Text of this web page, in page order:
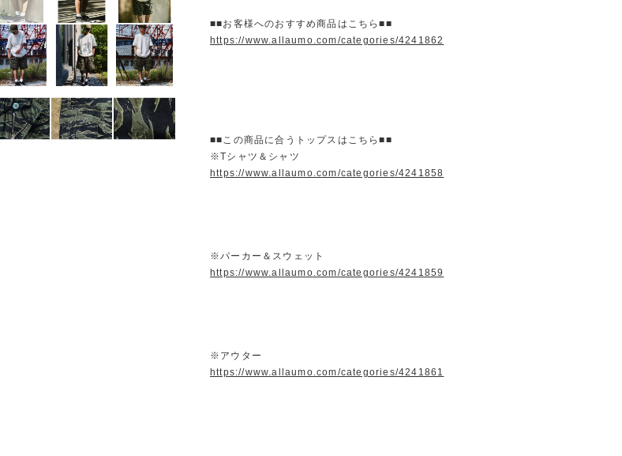
■■お客様へのおすすめ商品はこちら■■
https://www.allaumo.com/categories/4241862
■■この商品に合うトップスはこちら■■
※Tシャツ＆シャツ
https://www.allaumo.com/categories/4241858
※パーカー＆スウェット
https://www.allaumo.com/categories/4241859
※アウター
https://www.allaumo.com/categories/4241861